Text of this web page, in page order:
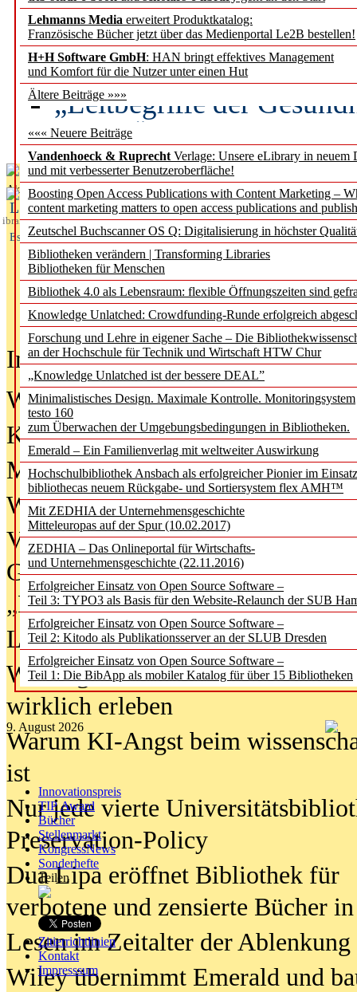
Lehmanns Media erweitert Produktkatalog:
Französische Bücher jetzt über das Medienportal Le2B bestellen!
H+H Software GmbH: HAN bringt effektives Management
und Komfort für die Nutzer unter einen Hut
Ältere Beiträge »»»
««« Neuere Beiträge
Vandenhoeck & Ruprecht Verlage: Unsere eLibrary in neuem
und mit verbesserter Benutzeroberfläche!
Boosting Open Access Publications with Content Marketing –
content marketing matters to open access publications and
Zeutschel Buchscanner OS Q: Digitalisierung in höchster
Bibliotheken verändern | Transforming Libraries
Bibliotheken für Menschen
Bibliothek 4.0 als Lebensraum: flexible Öffnungszeiten sind
Knowledge Unlatched: Crowdfunding-Runde erfolgreich
Forschung und Lehre in eigener Sache – Die
an der Hochschule für Technik und Wirtschaft HTW Chur
„Knowledge Unlatched ist der bessere DEAL”
Minimalistisches Design. Maximale Kontrolle. Monitoringsystem
testo 160
zum Überwachen der Umgebungsbedingungen in Bibliotheken.
Emerald – Ein Familienverlag mit weltweiter Auswirkung
Hochschulbibliothek Ansbach als erfolgreicher Pionier im
bibliothecas neuem Rückgabe- und Sortiersystem flex AMH™
Mit ZEDHIA der Unternehmensgeschichte
Mitteleuropas auf der Spur (10.02.2017)
ZEDHIA – Das Onlineportal für Wirtschafts-
und Unternehmensgeschichte (22.11.2016)
Erfolgreicher Einsatz von Open Source Software –
Teil 3: TYPO3 als Basis für den Website-Relaunch der SUB
Erfolgreicher Einsatz von Open Source Software –
Teil 2: Kitodo als Publikationsserver an der SLUB Dresden
Erfolgreicher Einsatz von Open Source Software –
Teil 1: Die BibApp als mobiler Katalog für über 15 Bibliotheken
9. August 2026
Innovationspreis
TIP Award
Bücher
Stellenmarkt
KongressNews
Sonderhefte
Teilen
Zitierrichtlinien
Kontakt
Impresssum
Künstliche Intelligenz
besser zu verstehen
„Leitbegriffe der
des BIÖG erscheinen
Aktuelles aus
L
ibrary
Essentials
In der Ausgabe06/2026(August
Was Hochschul­bibliotheken von
Kinder in der digitalen Welt
Metadaten als Infrastruktur
Wenn Bots katalogisieren
Von Abschlusskleidern bis
Geisterjagd-Ausrüstung in der
„Library of Things“ unterwegs
Lesen als Infrastrukturaufgabe
Wie Jugendliche Social Media
wirklich erleben
Warum KI-Angst beim
ist
Nur jede vierte
Preservation-Policy
Dua Lipa eröffnet Bibliothek für
verbotene und zensierte Bücher
Lesen im Zeitalter der Ablenkung
Wiley übernimmt Emerald und